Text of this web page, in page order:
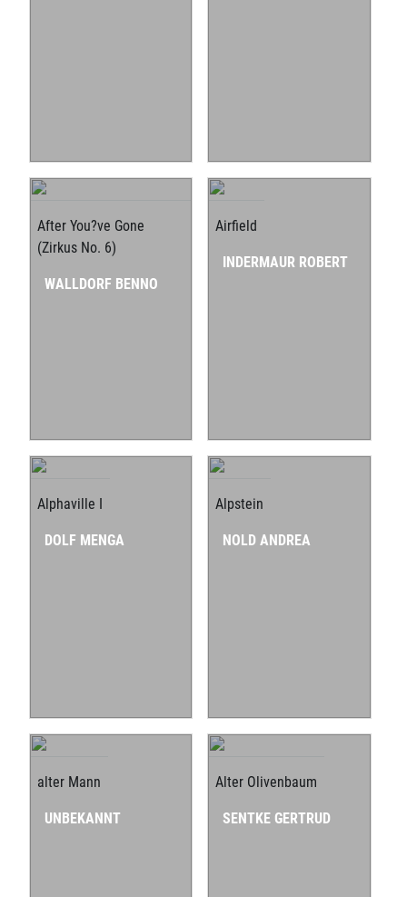
After You?ve Gone
(Zirkus No. 6)
WALLDORF BENNO
Airfield
INDERMAUR ROBERT
Alphaville I
DOLF MENGA
Alpstein
NOLD ANDREA
alter Mann
UNBEKANNT
Alter Olivenbaum
SENTKE GERTRUD